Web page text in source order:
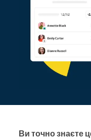
Ви точно знаєте